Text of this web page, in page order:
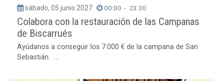
sábado, 05 junio 2027 00:00 - 23:30
Colabora con la restauración de las Campanas
de Biscarrués
Ayúdanos a conseguir los 7.000 € de la campana de San
Sebastián. ...